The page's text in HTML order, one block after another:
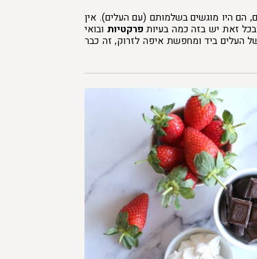
הם היו מוגשים בשלמותם (עם העלים). אין
זאת יש בזה כמה בעיות פרקטיות ובואי
העלים ביד ומחפשת איפה לזרוק, זה כבר